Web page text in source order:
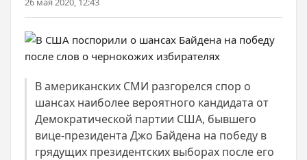
В американских СМИ разгорелся спор о
шансах наиболее вероятного кандидата от
Демократической партии США, бывшего
вице-президента Джо Байдена на победу в
грядущих президентских выборах после его